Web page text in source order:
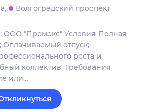
Волгоградский проспект
ООО "Промэкс" Условия Полная
Оплачиваемый отпуск;
роста и
коллектив. Требования
или…